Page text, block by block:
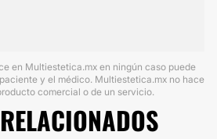
en Multiestetica.mx en ningún caso puede
y el médico. Multiestetica.mx no hace
comercial o de un servicio.